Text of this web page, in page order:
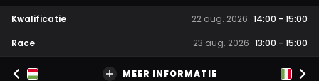
Kwalificatie 22 aug. 2026 14:00 - 15:00
Race
23 aug. 2026 13:00 - 15:00
MEER INFORMATIE